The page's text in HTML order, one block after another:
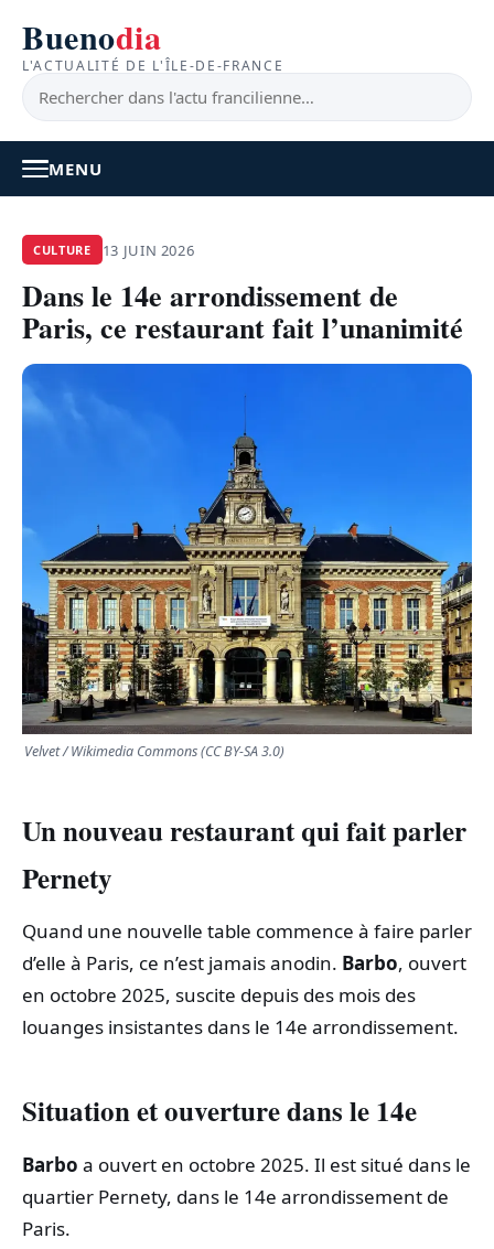
Buenodia
L'ACTUALITÉ DE L'ÎLE-DE-FRANCE
MENU
ACTUALITÉ
BONS PLANS
FEEL GOOD
TRANSPORTS
ÉCONOMIE
POLITIQUE
SPORT
SCIENCES & TECH
CULTURE 13 JUIN 2026
Dans le 14e arrondissement de
Paris, ce restaurant fait l’unanimité
Velvet / Wikimedia Commons (CC BY-SA 3.0)
Un nouveau restaurant qui fait parler
Pernety
Quand une nouvelle table commence à faire parler
d’elle à Paris, ce n’est jamais anodin. Barbo, ouvert
en octobre 2025, suscite depuis des mois des
louanges insistantes dans le 14e arrondissement.
Situation et ouverture dans le 14e
Barbo a ouvert en octobre 2025. Il est situé dans le
quartier Pernety, dans le 14e arrondissement de
Paris.